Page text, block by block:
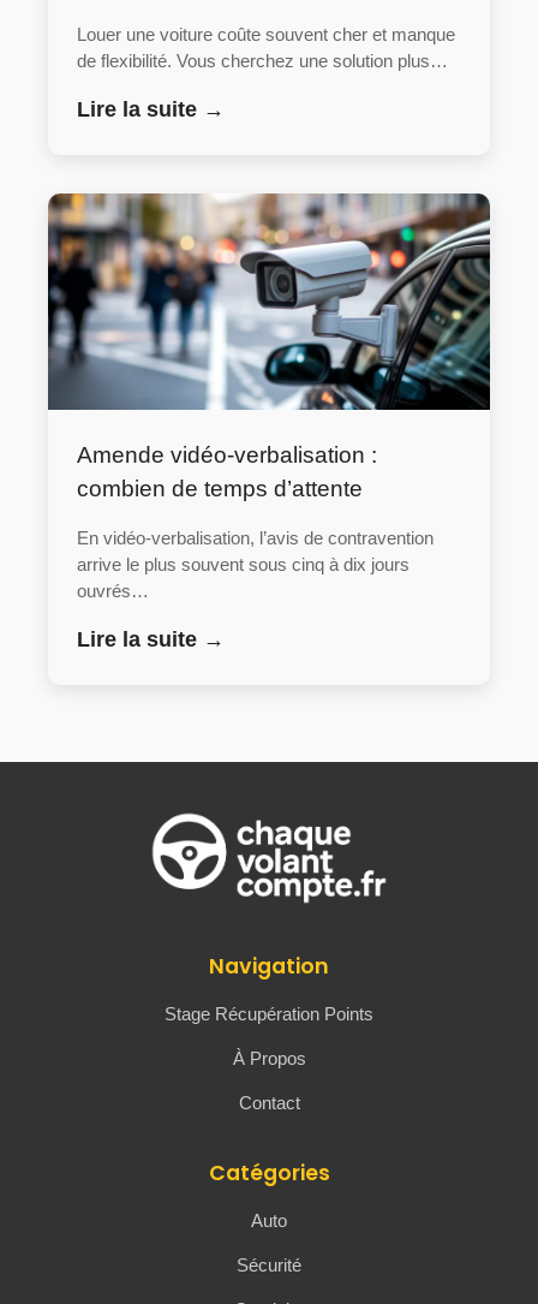
Louer une voiture coûte souvent cher et manque
de flexibilité. Vous cherchez une solution plus…
Lire la suite →
Amende vidéo-verbalisation :
combien de temps d’attente
En vidéo-verbalisation, l’avis de contravention
arrive le plus souvent sous cinq à dix jours
ouvrés…
Lire la suite →
Navigation
Stage Récupération Points
À Propos
Contact
Catégories
Auto
Sécurité